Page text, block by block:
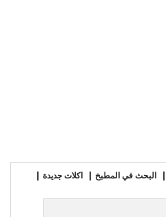
البحث في المطبخ
اكلات جديدة